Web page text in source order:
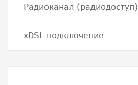
Радиоканал (радиодоступ)
хDSL подключение